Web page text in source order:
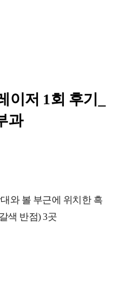
저 1회 후기_
과
와 볼 부근에 위치한 흑
색 반점) 3곳